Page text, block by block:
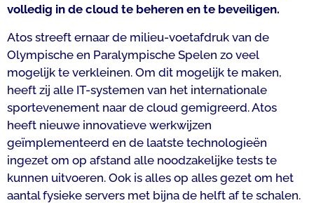
volledig in de cloud te beheren en te beveiligen.
Atos streeft ernaar de milieu-voetafdruk van de
Olympische en Paralympische Spelen zo veel
mogelijk te verkleinen. Om dit mogelijk te maken,
heeft zij alle IT-systemen van het internationale
sportevenement naar de cloud gemigreerd. Atos
heeft nieuwe innovatieve werkwijzen
geïmplementeerd en de laatste technologieën
ingezet om op afstand alle noodzakelijke tests te
kunnen uitvoeren. Ook is alles op alles gezet om het
aantal fysieke servers met bijna de helft af te schalen.